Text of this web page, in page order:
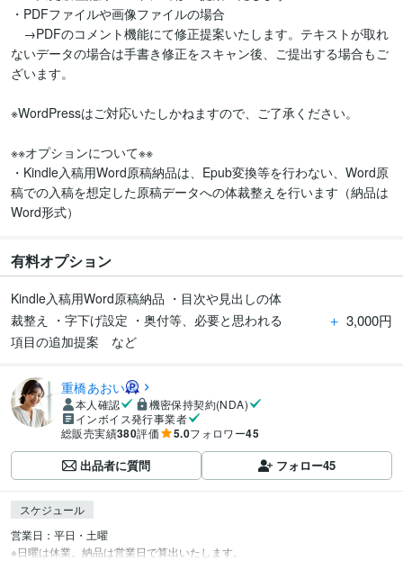
・PDFファイルや画像ファイルの場合
→PDFのコメント機能にて修正提案いたします。テキストが取れ
ないデータの場合は手書き修正をスキャン後、ご提出する場合もご
ざいます。
※WordPressはご対応いたしかねますので、ご了承ください。
※※オプションについて※※
・Kindle入稿用Word原稿納品は、Epub変換等を行わない、Word原
稿での入稿を想定した原稿データへの体裁整えを行います（納品は
Word形式）
有料オプション
Kindle入稿用Word原稿納品 ・目次や見出しの体
裁整え ・字下げ設定 ・奥付等、必要と思われる
項目の追加提案 など
＋ 3,000円
重橋あおい
本人確認
機密保持契約(NDA)
インボイス発行事業者
総販売実績380評価 5.0フォロワー45
出品者に質問 フォロー45
スケジュール
営業日：平日・土曜
※日曜は休業。納品は営業日で算出いたします。